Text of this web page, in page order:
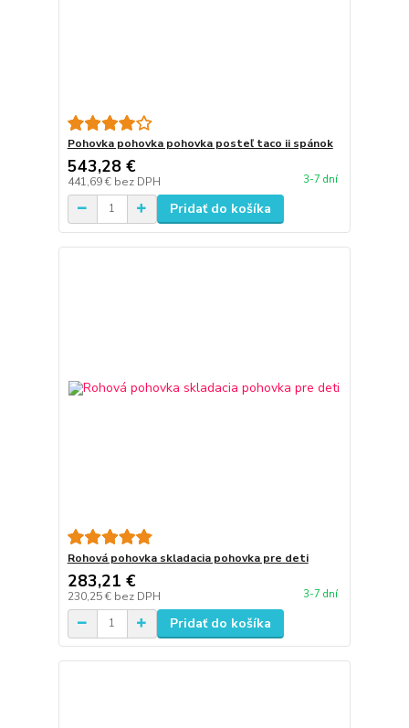
Pohovka pohovka pohovka posteľ taco ii spánok
543,28 €
441,69 € bez DPH 3-7 dní
Pridať do košíka
Rohová pohovka skladacia pohovka pre deti
283,21 €
230,25 € bez DPH 3-7 dní
Pridať do košíka